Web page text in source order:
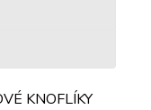
KNOFLÍKY